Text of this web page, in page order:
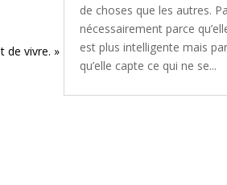
de vivre. »
de choses que les autres.
nécessairement parce
est plus intelligente mais
qu’elle capte ce qui ne se...